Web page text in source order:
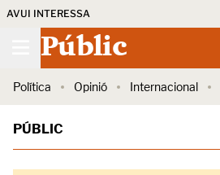
AVUI INTERESSA
Públic
Política Opinió Internacional
PÚBLIC